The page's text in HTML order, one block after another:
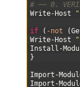
# ── 0.
Write-Host
if ( -not (
Write-Host
Install-
}
Import-
Import-